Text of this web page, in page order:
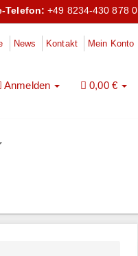
Telefon: +49 8234-430 878 0
News Kontakt Mein Konto
Anmelden 0,00 €